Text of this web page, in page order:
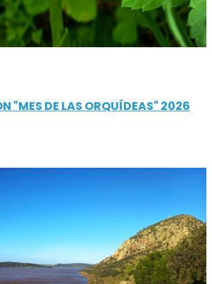
"MES DE LAS ORQUÍDEAS" 2026